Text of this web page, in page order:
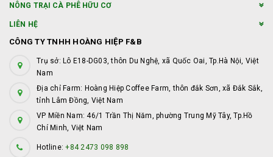
NÔNG TRẠI CÀ PHÊ HỮU CƠ
LIÊN HỆ
CÔNG TY TNHH HOÀNG HIỆP F&B
Trụ sở: Lô E18-DG03, thôn Du Nghệ, xã Quốc Oai, Tp.Hà Nội, Việt
Nam
Địa chỉ Farm: Hoàng Hiệp Coffee Farm, thôn đắk Sơn, xã Đắk Sắk,
tỉnh Lâm Đồng, Việt Nam
VP Miền Nam: 46/1 Trần Thị Năm, phường Trung Mỹ Tây, Tp.Hồ
Chí Minh, Việt Nam
Hotline:+84 2473 098 898